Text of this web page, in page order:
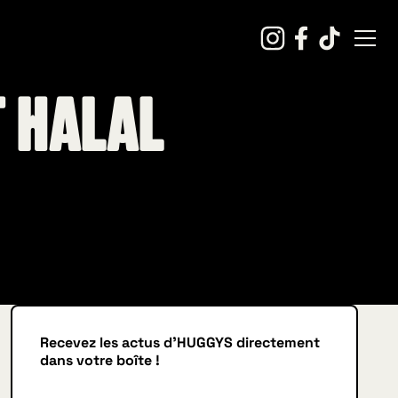
halal
Recevez les actus d'HUGGYS directement
dans votre boîte !